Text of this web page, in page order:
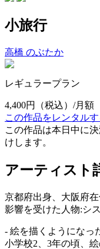
小旅行
高橋 のぶたか
レギュラープラン
4,400円
（税込）/月額
この作品をレンタルす
この作品は本日中に決
けします。
アーティスト
京都府出身、大阪府在
影響を受けた人物:シ
- 絵を描くようになっ
小学校2、3年の頃、